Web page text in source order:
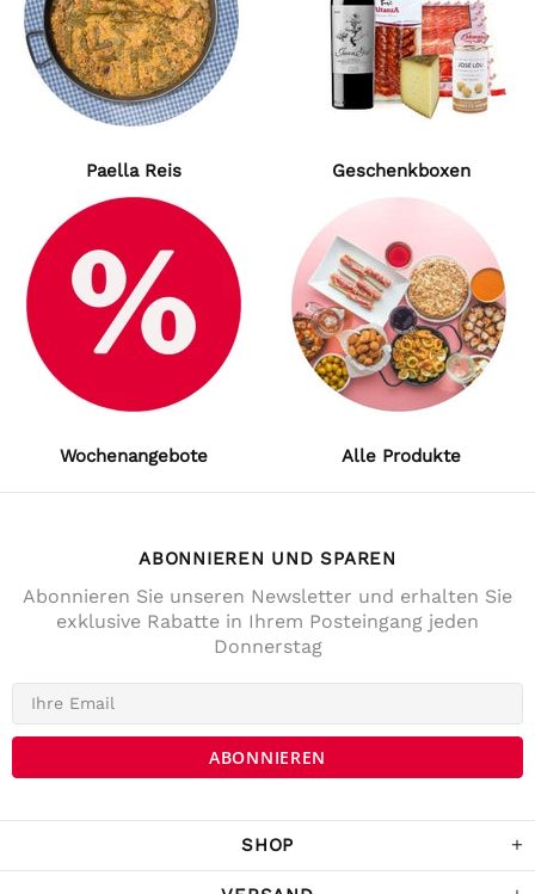
Paella Reis Geschenkboxen
Wochenangebote Alle Produkte
SHOP
ABONNIEREN UND SPAREN
Abonnieren Sie unseren Newsletter und erhalten Sie
exklusive Rabatte in Ihrem Posteingang jeden
Donnerstag
Bewertungen
Anonym
Verifizierter Kunde
Die Lieferung war prompt und schnell. Der
War Tage darauf auch im Geschäft und
habe noch ein paar Sachen gekaufrt.
Twitter